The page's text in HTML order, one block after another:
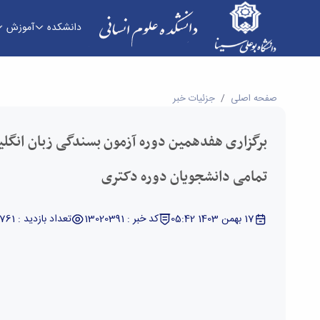
دانشکده آموزش
برگزاری هفدهمین دوره آزمون بسندگی زبان
صفحه اصلی جزئیات خبر
برگزاری هفدهمین دوره آزمون بسندگی زبان
تمامی دانشجویان دوره دکتری
17 بهمن 1403 05:42 کد خبر : 13020391 تعداد بازدید : 6761